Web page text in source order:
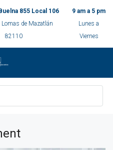
855 Local 106
de Mazatlán
82110
9 am a 5 pm
Lunes a
Viernes